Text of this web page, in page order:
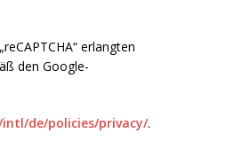
erlangten
den Google-
de/policies/privacy/.